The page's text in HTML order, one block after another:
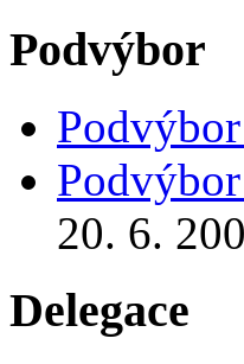
Podvýbor
20. 6.
Delegace